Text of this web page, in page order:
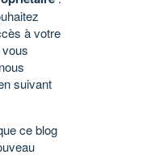
à votre
suivant
ce blog